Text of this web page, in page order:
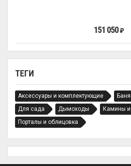
ТЕГИ
Аксессуары и комплектующие
Для сада
Дымоходы Камины и
Порталы и облицовка
151 050₽